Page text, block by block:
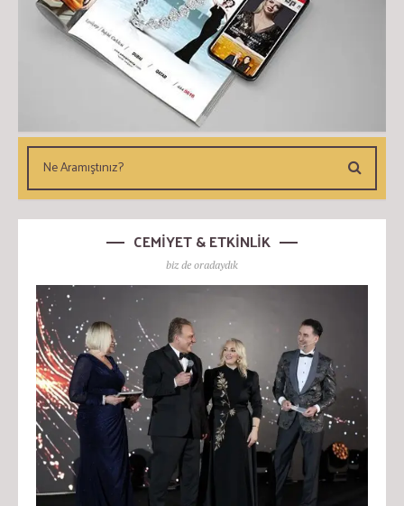
CEMİYET & ETKİNLİK
biz de oradaydık